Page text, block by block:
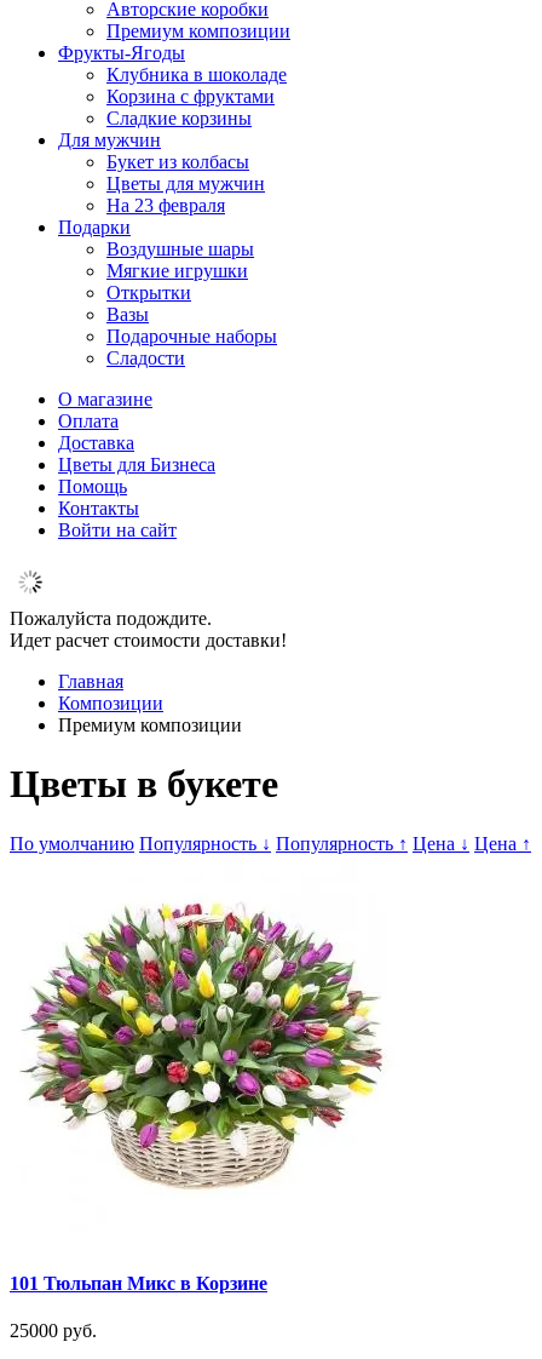
Авторские коробки
Премиум композиции
Фрукты-Ягоды
Клубника в шоколаде
Корзина с фруктами
Сладкие корзины
Для мужчин
Букет из колбасы
Цветы для мужчин
На 23 февраля
Подарки
Воздушные шары
Мягкие игрушки
Открытки
Вазы
Подарочные наборы
Сладости
О магазине
Оплата
Доставка
Цветы для Бизнеса
Помощь
Контакты
Войти на сайт
Пожалуйста подождите.
Идет расчет стоимости доставки!
Главная
Композиции
Премиум композиции
Цветы в букете
По умолчанию Популярность ↓ Популярность ↑ Цена ↓ Цена ↑
101 Тюльпан Микс в Корзине
25000 руб.